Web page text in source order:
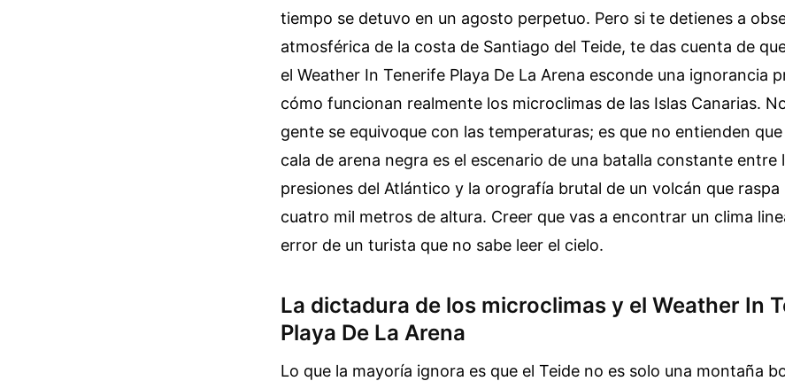
tiempo se detuvo en un agosto perpetuo. Pero si te detienes a
atmosférica de la costa de Santiago del Teide, te das cuenta de
el Weather In Tenerife Playa De La Arena esconde una ignorancia
cómo funcionan realmente los microclimas de las Islas Canarias.
gente se equivoque con las temperaturas; es que no entienden
cala de arena negra es el escenario de una batalla constante entre
presiones del Atlántico y la orografía brutal de un volcán que raspa
cuatro mil metros de altura. Creer que vas a encontrar un clima
error de un turista que no sabe leer el cielo.
La dictadura de los microclimas y el Weather In
Playa De La Arena
Lo que la mayoría ignora es que el Teide no es solo una montaña